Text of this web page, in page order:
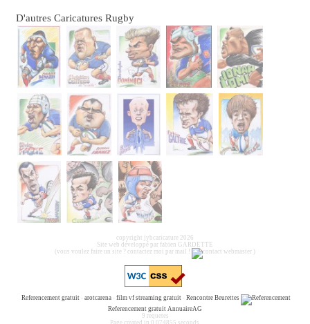
D'autres Caricatures Rugby
copyright jybcaricature 2026
Site web développé par fabien GARDETTE
(vous voulez faire un site ? contactez moi par mail !
)
Referencement gratuit- arotcarena- film vf streaming gratuit- Rencontre Beurettes
Referencement gratuit AnnuaireAG
9 requetes